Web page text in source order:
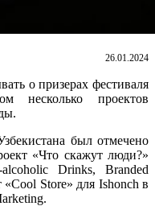
26.01.2024
о призерах фестиваля
несколько проектов
был отмечено
«Что скажут люди?»
Drinks, Branded
Store» для Ishonch в